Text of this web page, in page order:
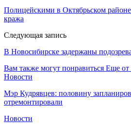
Полицейскими в Октябрьском
кража
Следующая запись
В Новосибирске задержаны
Вам также могут понравиться Еще от
Новости
Мэр Кудрявцев: половину
отремонтировали
Новости